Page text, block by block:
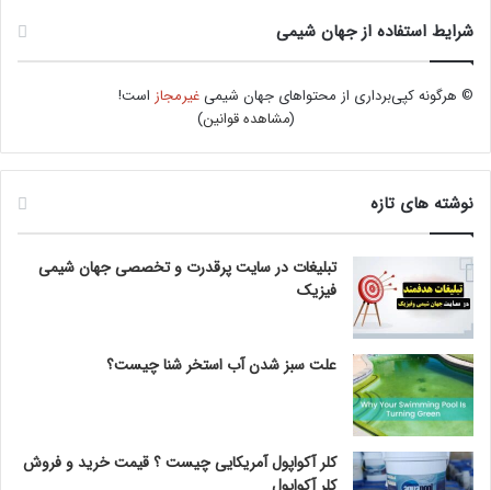
شرایط استفاده از جهان شیمی
© هرگونه کپی‌برداری از محتواهای جهان شیمیغیرمجاز است!
(مشاهده قوانین)
نوشته های تازه
تبلیغات در سایت پرقدرت و تخصصی جهان شیمی
فیزیک
علت سبز شدن آب استخر شنا چیست؟
کلر آکواپول آمریکایی چیست ؟ قیمت خرید و فروش